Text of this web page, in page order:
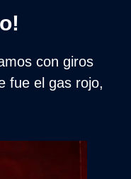
con giros
fue el gas rojo,